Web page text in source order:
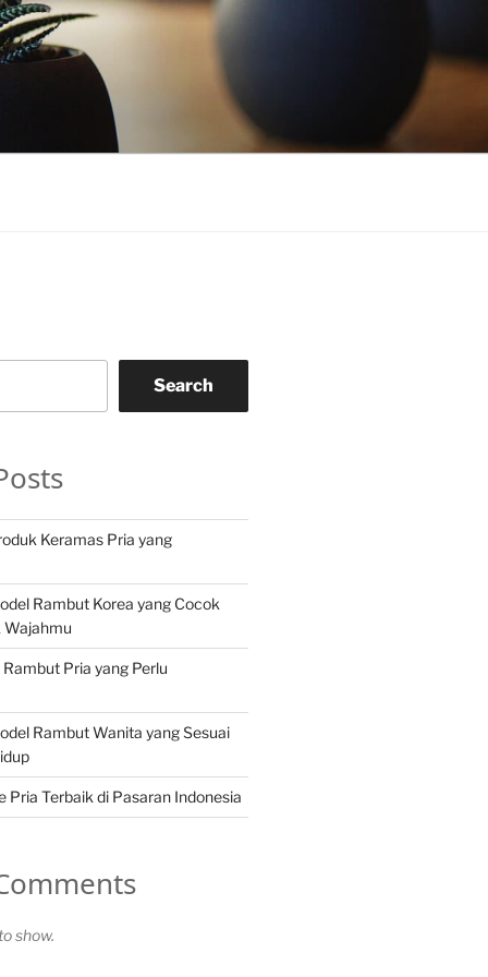
Search
Keramas Pria yang
Rambut Korea yang Cocok
Pria yang Perlu
Rambut Wanita yang Sesuai
Pria Terbaik di Pasaran Indonesia
show.